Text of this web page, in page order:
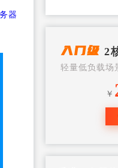
器
到优质香港云
香港云服务
择？
香港云服
云服务器
香港云服务
入门级 2
轻量低负载场
￥